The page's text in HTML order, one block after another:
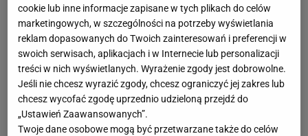
cookie lub inne informacje zapisane w tych plikach do celów
marketingowych, w szczególności na potrzeby wyświetlania
reklam dopasowanych do Twoich zainteresowań i preferencji w
swoich serwisach, aplikacjach i w Internecie lub personalizacji
treści w nich wyświetlanych. Wyrażenie zgody jest dobrowolne.
Jeśli nie chcesz wyrazić zgody, chcesz ograniczyć jej zakres lub
chcesz wycofać zgodę uprzednio udzieloną przejdź do
„Ustawień Zaawansowanych”.
Twoje dane osobowe mogą być przetwarzane także do celów